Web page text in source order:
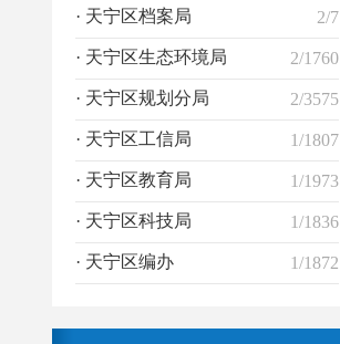
· 天宁区档案局 2/7
· 天宁区生态环境局 2/1760
· 天宁区规划分局 2/3575
· 天宁区工信局 1/1807
· 天宁区教育局 1/1973
· 天宁区科技局 1/1836
· 天宁区编办 1/1872